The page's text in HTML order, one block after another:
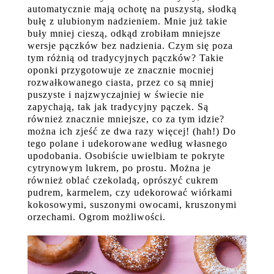
automatycznie mają ochotę na puszystą, słodką
bułę z ulubionym nadzieniem. Mnie już takie
buły mniej cieszą, odkąd zrobiłam mniejsze
wersje pączków bez nadzienia. Czym się poza
tym różnią od tradycyjnych pączków? Takie
oponki przygotowuje ze znacznie mocniej
rozwałkowanego ciasta, przez co są mniej
puszyste i najzwyczajniej w świecie nie
zapychają, tak jak tradycyjny pączek. Są
również znacznie mniejsze, co za tym idzie?
można ich zjeść ze dwa razy więcej! (hah!) Do
tego polane i udekorowane według własnego
upodobania. Osobiście uwielbiam te pokryte
cytrynowym lukrem, po prostu. Można je
również oblać czekoladą, oprószyć cukrem
pudrem, karmelem, czy udekorować wiórkami
kokosowymi, suszonymi owocami, kruszonymi
orzechami. Ogrom możliwości.